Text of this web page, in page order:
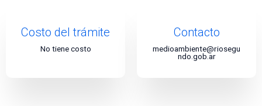
Costo del trámite
No tiene costo
Contacto
medioambiente@riosegu
ndo.gob.ar